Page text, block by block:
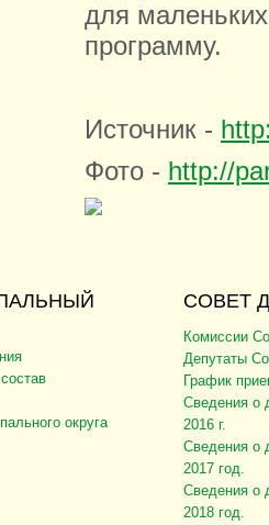
для
программу.
Источник -
Фото - http://
округа
СОВЕТ
Комиссии
Депутаты
График
Сведения о
2016 г.
Сведения о
2017 год.
Сведения о
2018 год.